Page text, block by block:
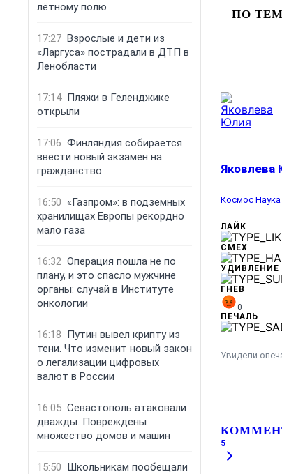
лётному полю
17:27 Взрослые и дети из
«Ларгуса» пострадали в ДТП в
Ленобласти
17:14 Пляжи в Геленджике
открыли
17:06 Финляндия собирается
ввести новый экзамен на
гражданство
16:50 «Газпром»: в подземных
хранилищах Европы рекордно
мало газа
16:32 Операция пошла не по
плану, и это спасло мужчине
органы: случай в Институте
онкологии
16:18 Путин вывел крипту из
тени. Что изменит новый закон
о легализации цифровых
валют в России
16:05 Севастополь атаковали
дважды. Повреждены
множество домов и машин
15:50 Школьникам пообещали
ПО
Яковлева
Космос Наука
ЛАЙК
СМЕХ
УДИВЛЕНИЕ
ГНЕВ
0
ПЕЧАЛЬ
Увидели
5